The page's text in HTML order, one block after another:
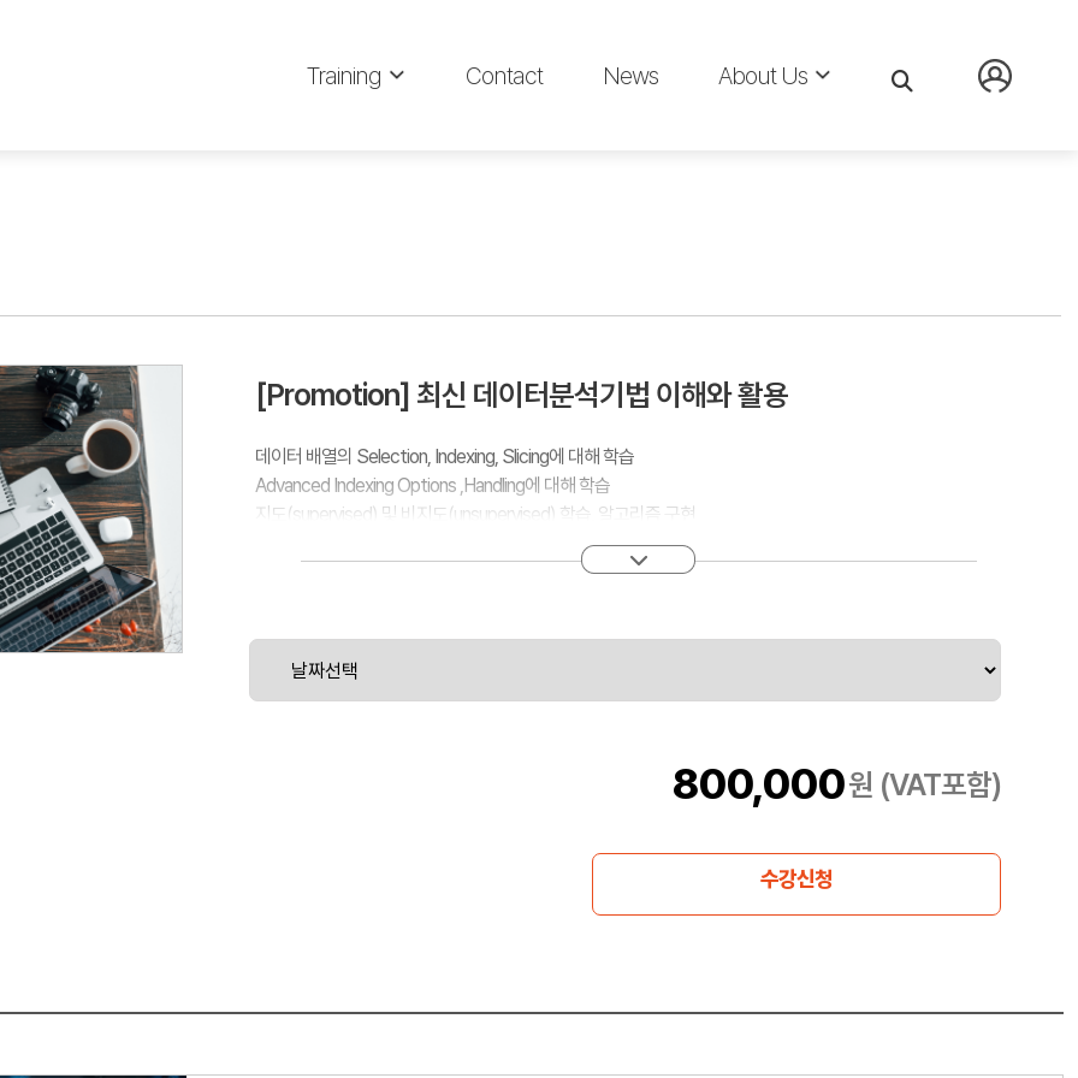
Training Contact News About Us
[Promotion] 최신 데이터분석기법 이해와 활용
데이터 배열의 Selection, Indexing, Slicing에 대해 학습
Advanced Indexing Options ,Handling에 대해 학습
지도(supervised) 및 비지도(unsupervised) 학습, 알고리즘 구현
기계학습(machine learning)의 원리를 이해하고, 그 원리를 적용하여 문제를 해결함으로 기계 학습 문제
800,000원 (VAT포함)
수강신청